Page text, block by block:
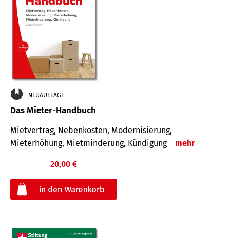
NEUAUFLAGE
Das Mieter-Handbuch
Mietvertrag, Nebenkosten, Modernisierung,
Mieterhöhung, Mietminderung, Kündigung
mehr
20,00 €